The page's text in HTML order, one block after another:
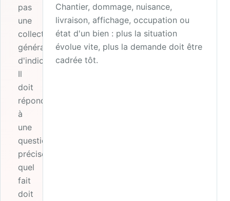
pas
une
collecte
générale
d'indices.
Il
doit
répondre
à
une
question
précise :
quel
fait
doit
Chantier, dommage, nuisance,
livraison, affichage, occupation ou
état d'un bien : plus la situation
évolue vite, plus la demande doit être
cadrée tôt.